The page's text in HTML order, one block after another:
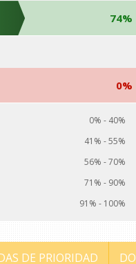
74%
0%
0% - 40%
41% - 55%
56% - 70%
71% - 90%
91% - 100%
DE PRIORIDAD